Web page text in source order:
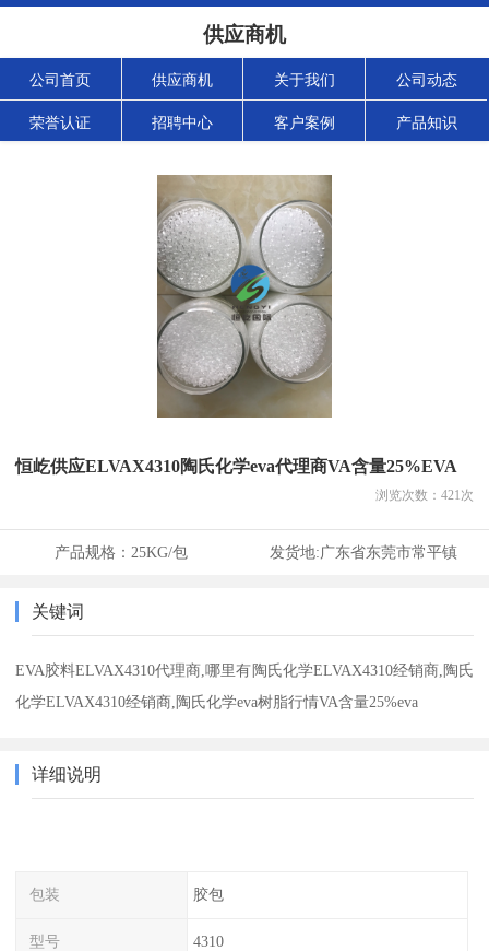
供应商机
公司首页 供应商机 关于我们 公司动态
荣誉认证 招聘中心 客户案例 产品知识
恒屹供应ELVAX4310陶氏化学eva代理商VA含量25%EVA
浏览次数： 421次
产品规格： 25KG/包 发货地:广东省东莞市常平镇
关键词
EVA胶料ELVAX4310代理商,哪里有陶氏化学ELVAX4310经销商,陶氏
化学ELVAX4310经销商,陶氏化学eva树脂行情VA含量25%eva
详细说明
包装 胶包
型号 4310